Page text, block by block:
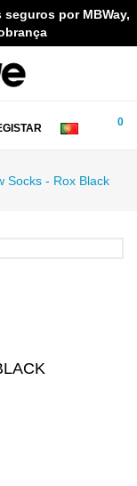
por MBWay,
0
Socks - Rox Black